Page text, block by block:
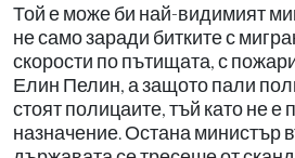
Той е може би най-видимият
не само заради битките с
скорости по пътищата, с
Елин Пелин, а защото пали
стоят полицаите, тъй като не е
назначение. Остана министър